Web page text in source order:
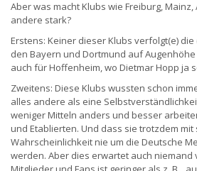
Aber was macht Klubs wie Freiburg, Mainz,
andere stark?
Erstens: Keiner dieser Klubs verfolgt(e)
den Bayern und Dortmund auf
auch für Hoffenheim, wo Dietmar Hopp ja
Zweitens: Diese Klubs wussten schon
alles andere als eine
weniger Mitteln anders und besser
und Etablierten. Und dass sie trotzdem
Wahrscheinlichkeit nie um die Deutsche
werden. Aber dies erwartet auch niemand